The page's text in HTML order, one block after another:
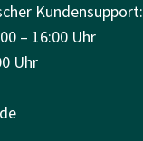
Kundensupport:
– 16:00 Uhr
Uhr